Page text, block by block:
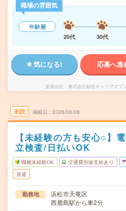
職場の雰囲気
年齢層
20代
30代
気になる! 応募へ進
派遣会社 株式会社綜合キャリアオプ
未読 掲載日 2026/08/08
【未経験の方も安心○】
立検査/日払いOK
職種未経験OK 交通費別途支給あり
派遣
勤務地
浜松市天竜区
西鹿島駅から車2分